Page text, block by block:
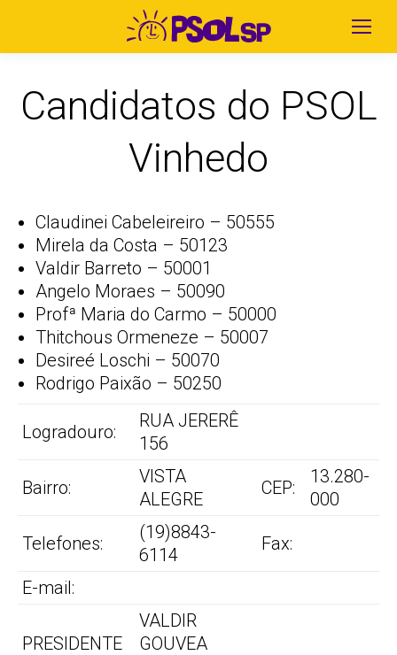
Candidatos do PSOL
Vinhedo
Claudinei Cabeleireiro – 50555
Mirela da Costa – 50123
Valdir Barreto – 50001
Angelo Moraes – 50090
Profª Maria do Carmo – 50000
Thitchous Ormeneze – 50007
Desireé Loschi – 50070
Rodrigo Paixão – 50250
Logradouro:
RUA JERERÊ
156
Bairro:
VISTA
ALEGRE
CEP:
13.280-
000
Telefones:
(19)8843-
6114
Fax:
E-mail:
PRESIDENTE
VALDIR
GOUVEA